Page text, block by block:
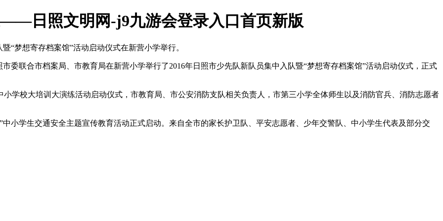
日照文明网-j9九游会登录入口首页新版
“梦想寄存档案馆”活动启动仪式在新营小学举行。
委联合市档案局、市教育局在新营小学举行了2016年日照市少先队新队员集中入队暨“梦想寄存档案馆”活动启动仪式，正式
学校大培训大演练活动启动仪式，市教育局、市公安消防支队相关负责人，市第三小学全体师生以及消防官兵、消防志愿者
小学生交通安全主题宣传教育活动正式启动。来自全市的家长护卫队、平安志愿者、少年交警队、中小学生代表及部分交